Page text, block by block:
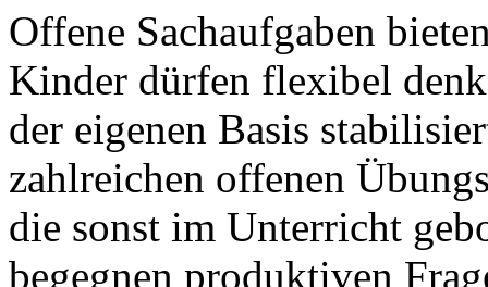
Offene Sachaufgaben
Kinder dürfen flexibel
der eigenen Basis
zahlreichen offenen
die sonst im Unterricht
begegnen produktiven